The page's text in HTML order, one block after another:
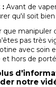
: Avant de
qu'il soit
manipuler
pas très
avec soin
hors de
notre